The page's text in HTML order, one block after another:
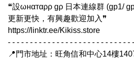
❝設ωнαтαρρ gρ 日本連線群 (gp1/
更新更快，有興趣歡迎加入❞
https://linktr.ee/Kikiss.store
- - - - - - - - - - - - - - - - - - - - - - - - - - - - -
📍門市地址：旺角信和中心14樓